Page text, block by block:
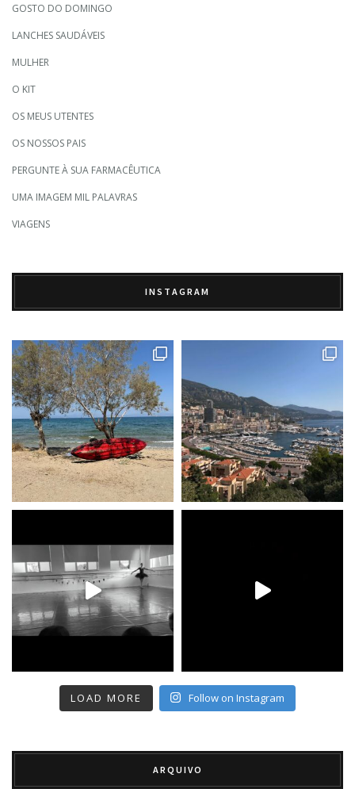
GOSTO DO DOMINGO
LANCHES SAUDÁVEIS
MULHER
O KIT
OS MEUS UTENTES
OS NOSSOS PAIS
PERGUNTE À SUA FARMACÊUTICA
UMA IMAGEM MIL PALAVRAS
VIAGENS
INSTAGRAM
LOAD MORE Follow on Instagram
ARQUIVO